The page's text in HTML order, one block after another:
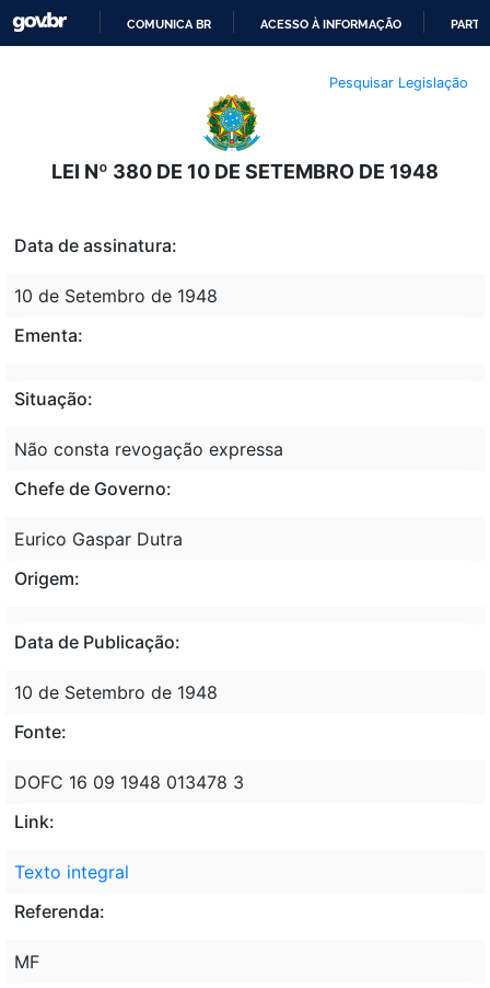
O
CONTEÚDO
COMUNICA BR ACESSO À INFORMAÇÃO
Pesquisar Legislação
LEI Nº 380 DE 10 DE SETEMBRO DE 1948
Data de assinatura:
10 de Setembro de 1948
Ementa:
Situação:
Não consta revogação expressa
Chefe de Governo:
Eurico Gaspar Dutra
Origem:
Data de Publicação:
10 de Setembro de 1948
Fonte:
DOFC 16 09 1948 013478 3
Link:
Texto integral
Referenda:
MF